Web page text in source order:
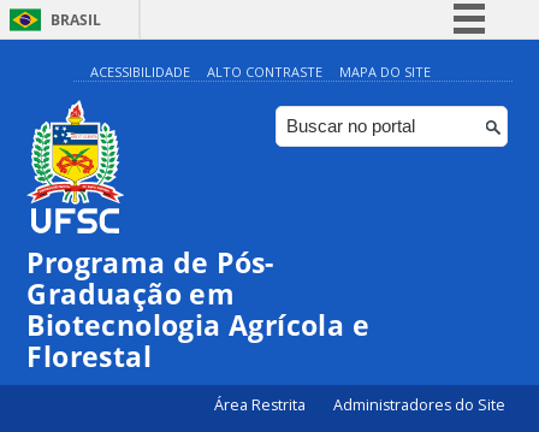
BRASIL
Simplifique!
Comunica BR
Participe
ACESSIBILIDADE ALTO CONTRASTE MAPA DO SITE
Programa de Pós-
Graduação em
Biotecnologia Agrícola e
Florestal
Área Restrita Administradores do Site